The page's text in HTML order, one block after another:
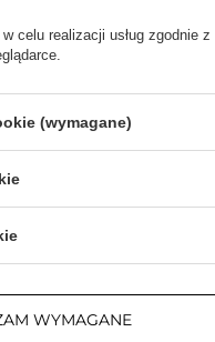
WARIANTY(9)
NOWOŚĆ
Kabel
celu realizacji usług zgodnie z
(wymagane)
WYMAGANE